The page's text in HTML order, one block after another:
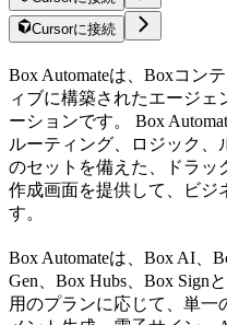
Cursorに接続
Box Automateは、Boxコン
ィブに構築されたエージェ
ーションです。 Box
ルーティング、ロジック
のセットを備えた、ドラッ
作成画面を提供して、ビジ
す。
Box Automateは、Box AI、
Gen、Box Hubs、Box Sign
用のプランに応じて、単一